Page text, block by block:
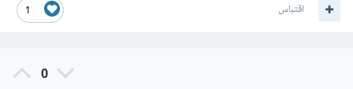
1 اقتباس
0